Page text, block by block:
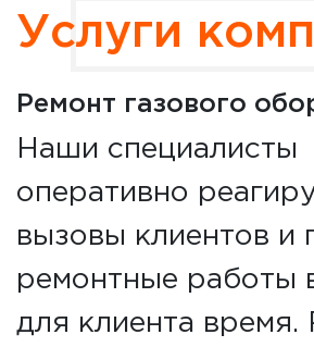
Услуги
Ремонт газового
Наши специалисты
оперативно
вызовы клиентов и
ремонтные работы
для клиента время.